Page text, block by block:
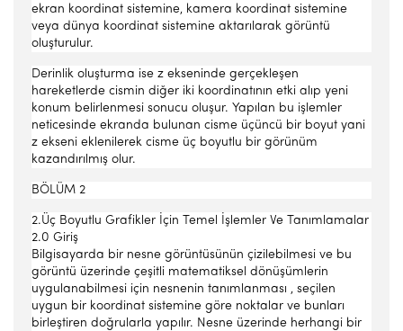
ekran koordinat sistemine, kamera koordinat sistemine
veya dünya koordinat sistemine aktarılarak görüntü
oluşturulur.
Derinlik oluşturma ise z ekseninde gerçekleşen
hareketlerde cismin diğer iki koordinatının etki alıp yeni
konum belirlenmesi sonucu oluşur. Yapılan bu işlemler
neticesinde ekranda bulunan cisme üçüncü bir boyut yani
z ekseni eklenilerek cisme üç boyutlu bir görünüm
kazandırılmış olur.
BÖLÜM 2
2.Üç Boyutlu Grafikler İçin Temel İşlemler Ve Tanımlamalar
2.0 Giriş
Bilgisayarda bir nesne görüntüsünün çizilebilmesi ve bu
görüntü üzerinde çeşitli matematiksel dönüşümlerin
uygulanabilmesi için nesnenin tanımlanması , seçilen
uygun bir koordinat sistemine göre noktalar ve bunları
birleştiren doğrularla yapılır. Nesne üzerinde herhangi bir